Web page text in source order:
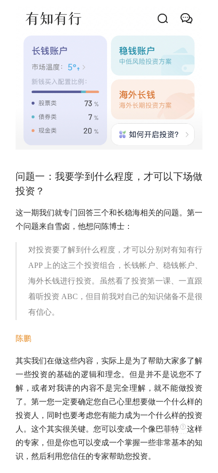
问题一：我要学到什么程度，才可以下场做
投资？
这一期我们就专门回答三个和长稳海相关的问题。第一
个问题来自雪卤，他想问陈博士：
对投资要了解到什么程度，才可以分别对有知有行
APP 上的这三个投资组合，长钱帐户、稳钱帐户、
海外长钱进行投资。虽然看了投资第一课、一直跟
着听投资 ABC，但目前我对自己的知识储备不是很
有信心。
陈鹏
其实我们在做这些内容，实际上是为了帮助大家多了解
一些投资的基础的逻辑和理念。但是并不是说您不了
解，或者对我讲的内容不是完全理解，就不能做投资
了。第一您一定要确定您自己心里想要做一个什么样的
投资人，同时也要考虑您有能力成为一个什么样的投资
人。这个其实很关键。您可以变成一个像巴菲特
这样
的专家，但是你也可以变成一个掌握一些非常基本的知
识，然后利用您信任的专家帮助您投资。